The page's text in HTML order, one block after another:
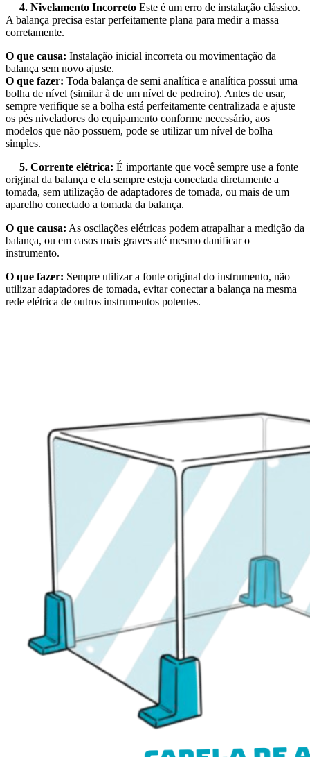
4. Nivelamento Incorreto Este é um erro de instalação clássico.
A balança precisa estar perfeitamente plana para medir a massa
corretamente.
O que causa: Instalação inicial incorreta ou movimentação da
balança sem novo ajuste.
O que fazer: Toda balança de semi analítica e analítica possui uma
bolha de nível (similar à de um nível de pedreiro). Antes de usar,
sempre verifique se a bolha está perfeitamente centralizada e ajuste
os pés niveladores do equipamento conforme necessário, aos
modelos que não possuem, pode se utilizar um nível de bolha
simples.
5. Corrente elétrica: É importante que você sempre use a fonte
original da balança e ela sempre esteja conectada diretamente a
tomada, sem utilização de adaptadores de tomada, ou mais de um
aparelho conectado a tomada da balança.
O que causa: As oscilações elétricas podem atrapalhar a medição da
balança, ou em casos mais graves até mesmo danificar o
instrumento.
O que fazer: Sempre utilizar a fonte original do instrumento, não
utilizar adaptadores de tomada, evitar conectar a balança na mesma
rede elétrica de outros instrumentos potentes.